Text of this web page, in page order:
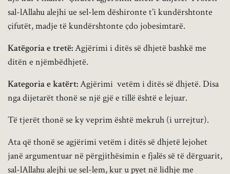
sal-lAllahu alejhi ue sel-lem dëshironte t’i kundërshtonte
çifutët, madje të kundërshtonte çdo jobesimtarë.
Katëgoria e tretë:Agjërimi i ditës së dhjetë bashkë me
ditën e njëmbëdhjetë.
Kategoria e katërt:Agjërimi vetëm i ditës së dhjetë. Disa
nga dijetarët thonë se një gjë e tillë është e lejuar.
Të tjerët thonë se ky veprim është mekruh (i urrejtur).
Ata që thonë se agjërimi vetëm i ditës së dhjetë lejohet
janë argumentuar në përgjithësimin e fjalës së të dërguarit,
sal-lAllahu alejhi ue sel-lem, kur u pyet në lidhje me